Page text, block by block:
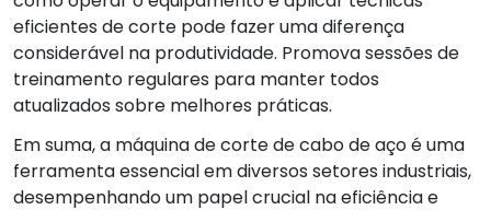
eficientes de corte pode fazer uma diferença
considerável na produtividade. Promova sessões de
treinamento regulares para manter todos
atualizados sobre melhores práticas.
Em suma, a máquina de corte de cabo de aço é uma
ferramenta essencial em diversos setores industriais,
desempenhando um papel crucial na eficiência e